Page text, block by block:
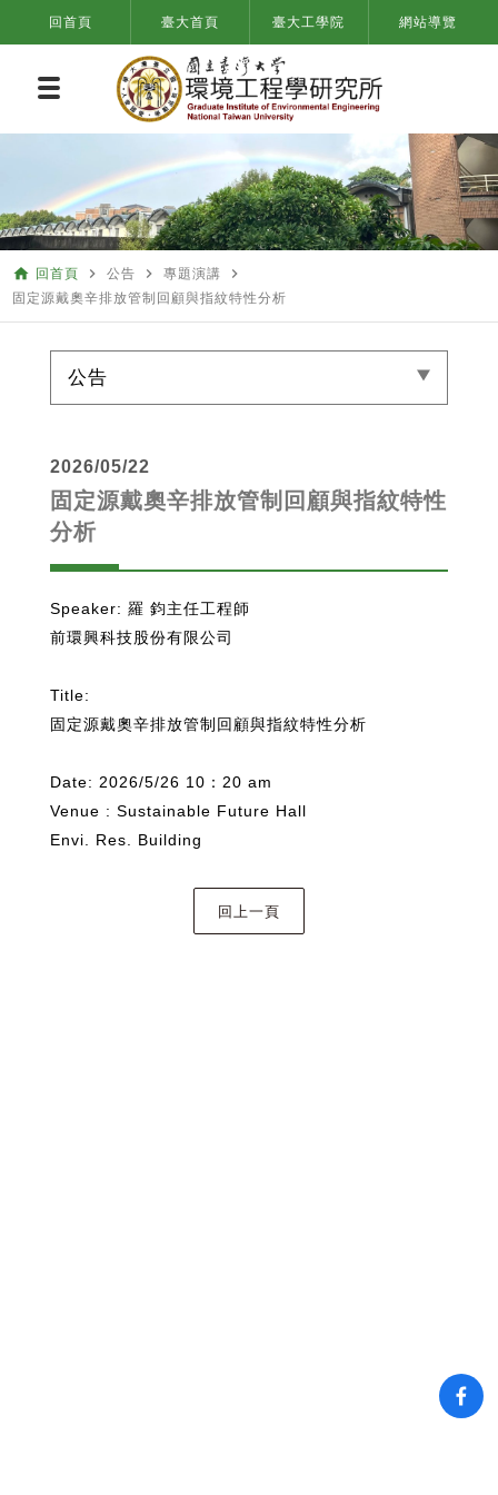
回首頁 臺大首頁 臺大工學院 網站導覽
home 回首頁 navigate_next 公告 navigate_next 專題演講 navigate_next
固定源戴奧辛排放管制回顧與指紋特性分析
公告
2026/05/22
固定源戴奧辛排放管制回顧與指紋特性
分析
Speaker: 羅 鈞主任工程師
前環興科技股份有限公司
Title:
固定源戴奧辛排放管制回顧與指紋特性分析
Date: 2026/5/26 10：20 am
Venue : Sustainable Future Hall
Envi. Res. Building